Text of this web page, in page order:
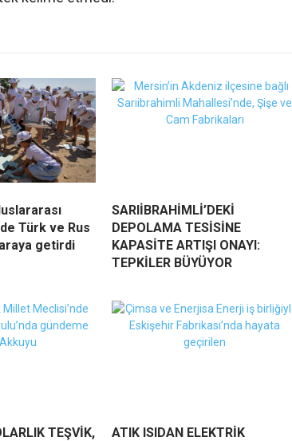
Türk ve Rus
getirdi
SARIİBRAHİMLİ’DEKİ
DEPOLAMA TESİSİNE
KAPASİTE ARTIŞI ONAYI:
TEPKİLER BÜYÜYOR
TEŞVİK,
ATIK ISIDAN ELEKTRİK